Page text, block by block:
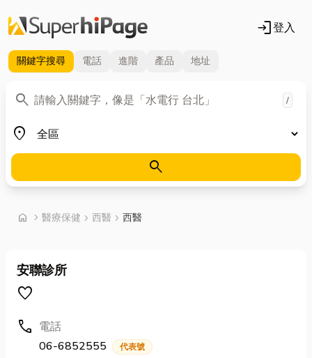
login登入
關鍵字搜尋 電話 進階 產品 地址
search
關鍵字 /
place
地區
search
home chevron_right 首頁
醫療保健 chevron_right 西醫 chevron_right 西醫
安聯診所
favorite
call 電話
06-6852555
代表號